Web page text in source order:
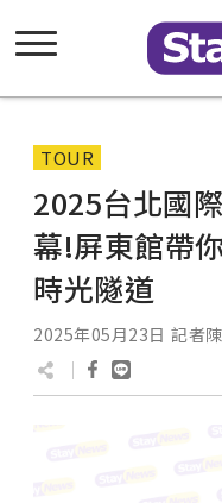
TOUR
2025台北國
幕!屏東館帶
時光隧道
2025年05月23日 記者